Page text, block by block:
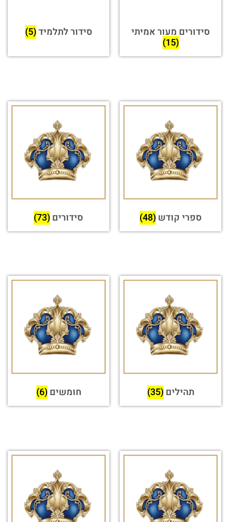
סידורים מעור אמיתי
(15)
סידור לתלמיד(5)
ספרי קודש(48) סידורים(73)
תהילים(35) חומשים(6)